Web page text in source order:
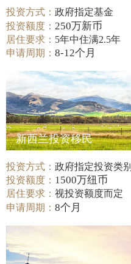
投资方式：政府指定基金
投资额度： 250万新币
居住要求： 5年中住满2.5年
申请周期：8-12个月
新西兰投资移民
投资方式：政府指定投资类别
投资额度： 1500万纽币
居住要求：视投资额度而定
申请周期：8个月